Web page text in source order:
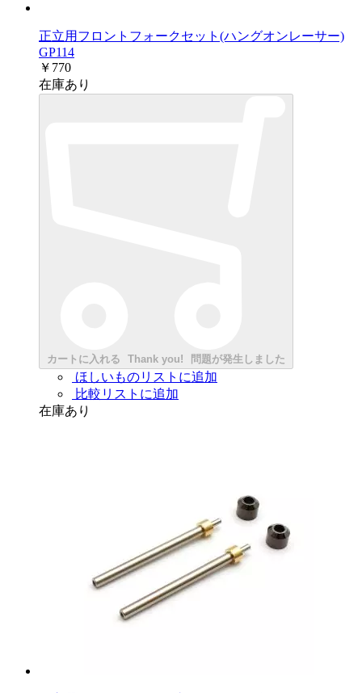
正立用フロントフォークセット(ハングオンレーサー)
GP114
￥770
在庫あり
カートに入れる Thank you! 問題が発生しました
ほしいものリストに追加
比較リストに追加
在庫あり